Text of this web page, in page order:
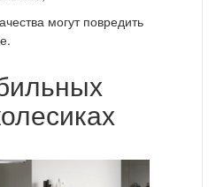
могут повредить